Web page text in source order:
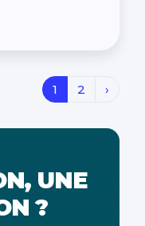
1 2 ›
UNE
?